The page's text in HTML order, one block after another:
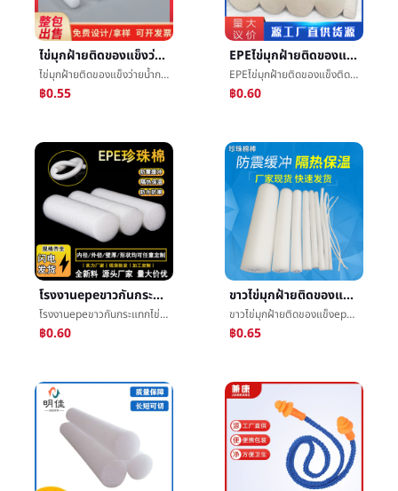
ไข่มุกฝ้ายติดของแข็งว่ายน้ำการพยุงราคาติดผู้ใหญ่เด็กว่ายน้ำติดไข่มุกฝ้ายโฟมการกรอกบทความฟองน้ำติด
ไข่มุกฝ้ายติดของแข็งว่ายน้ำการพยุงราคาติดผู้ใหญ่เด็กว่ายน้ำติดไข่มุกฝ้ายโฟมการกรอกบทความฟองน้ำติด
฿0.55
EPEไข่มุกฝ้ายติดของแข็งติดปลั๊กการกรอกโฟมติดว่ายน้ำติดการพยุงราคาติดฟองน้ำติดการอุดรูรั่วบทความขายส่ง
EPEไข่มุกฝ้ายติดของแข็งติดปลั๊กการกรอกโฟมติดว่ายน้ำติดการพยุงราคาติดฟองน้ำติดการอุดรูรั่วบทความขายส่ง
฿0.60
โรงงานepeขาวกันกระแทกไข่มุกฝ้ายติด3cmของแข็งกลวงมุมป้องกันขอบว่ายน้ำไข่มุกฝ้ายหลอดโฟมติด
โรงงานepeขาวกันกระแทกไข่มุกฝ้ายติด3cmของแข็งกลวงมุมป้องกันขอบว่ายน้ำไข่มุกฝ้ายหลอดโฟมติด
฿0.60
ขาวไข่มุกฝ้ายติดของแข็งepeไข่มุกฝ้ายติดæ3CMสัตว์น้ำการพยุงราคาว่ายน้ำไข่มุกฝ้ายติดโฟมติด
ขาวไข่มุกฝ้ายติดของแข็งepeไข่มุกฝ้ายติดæ3CMสัตว์น้ำการพยุงราคาว่ายน้ำไข่มุกฝ้ายติดโฟมติด
฿0.65